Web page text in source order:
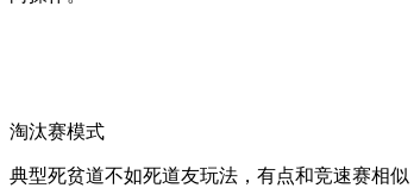
淘汰赛模式
典型死贫道不如死道友玩法，有点和竞速赛相